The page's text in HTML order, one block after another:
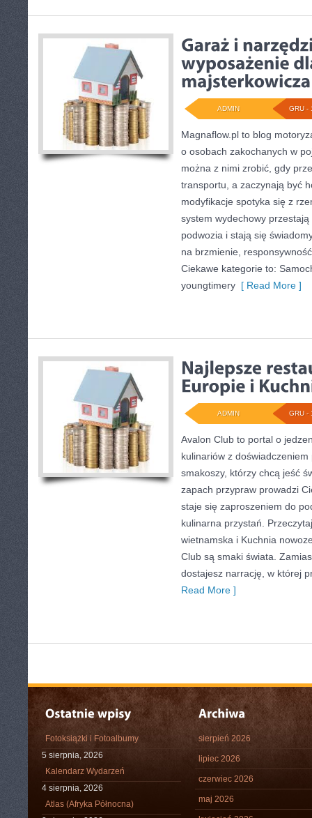
GRU -
ADMIN
Magnaflow.pl to blog
o osobach zakochanych w
można z nimi zrobić, gdy
transportu, a zaczynają być
modyfikacje spotyka się z
system wydechowy
podwozia i stają się
na brzmienie,
Ciekawe kategorie to:
youngtimery [ Read More ]
GRU -
ADMIN
Avalon Club to portal o
kulinariów z
smakoszy, którzy chcą jeść
zapach przypraw prowadzi
staje się zaproszeniem do
kulinarna przystań.
wietnamska i Kuchnia
Club są smaki świata.
dostajesz narrację, w której
Read More ]
Fotoksiążki i Fotoalbumy
5 sierpnia, 2026
Kalendarz Wydarzeń
4 sierpnia, 2026
Atlas (Afryka Północna)
sierpień 2026
lipiec 2026
czerwiec 2026
maj 2026